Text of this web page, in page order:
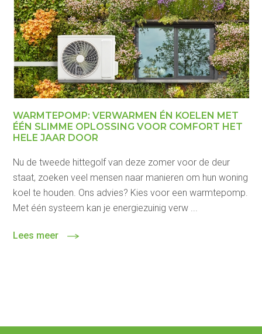
WARMTEPOMP: VERWARMEN ÉN KOELEN MET
ÉÉN SLIMME OPLOSSING VOOR COMFORT HET
HELE JAAR DOOR
Nu de tweede hittegolf van deze zomer voor de deur
staat, zoeken veel mensen naar manieren om hun woning
koel te houden. Ons advies? Kies voor een warmtepomp.
Met één systeem kan je energiezuinig verw ...
Lees meer